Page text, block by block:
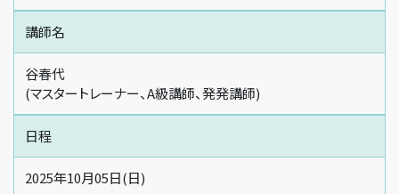
講師名
谷春代
(マスタートレーナー、A級講師、発発講師)
日程
2025年10月05日(日)